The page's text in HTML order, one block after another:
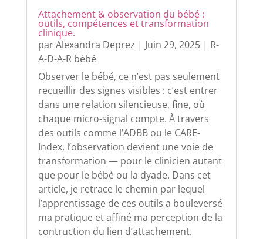
Attachement & observation du bébé :
outils, compétences et transformation
clinique.
parAlexandra Deprez | Juin 29, 2025| R-
A-D-A-R bébé
Observer le bébé, ce n’est pas seulement
recueillir des signes visibles : c’est entrer
dans une relation silencieuse, fine, où
chaque micro-signal compte. À travers
des outils comme l’ADBB ou le CARE-
Index, l’observation devient une voie de
transformation — pour le clinicien autant
que pour le bébé ou la dyade. Dans cet
article, je retrace le chemin par lequel
l’apprentissage de ces outils a bouleversé
ma pratique et affiné ma perception de la
contruction du lien d’attachement.